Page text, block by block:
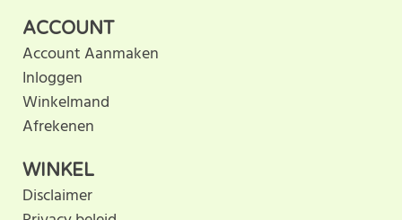
ACCOUNT
Account Aanmaken
Inloggen
Winkelmand
Afrekenen
WINKEL
Disclaimer